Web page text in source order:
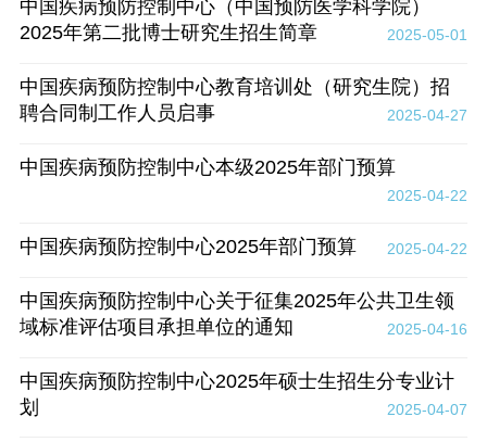
中国疾病预防控制中心（中国预防医学科学院）
2025年第二批博士研究生招生简章
2025-05-01
中国疾病预防控制中心教育培训处（研究生院）招
聘合同制工作人员启事
2025-04-27
中国疾病预防控制中心本级2025年部门预算
2025-04-22
中国疾病预防控制中心2025年部门预算 2025-04-22
中国疾病预防控制中心关于征集2025年公共卫生领
域标准评估项目承担单位的通知
2025-04-16
中国疾病预防控制中心2025年硕士生招生分专业计
划
2025-04-07